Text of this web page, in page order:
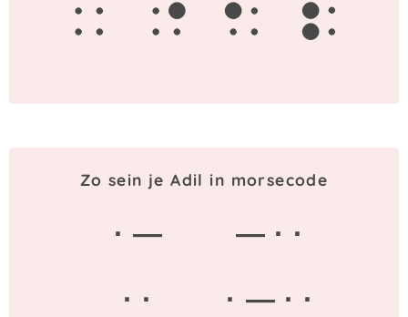
Zo sein je Adil in morsecode
· —
— · ·
· ·
· — · ·